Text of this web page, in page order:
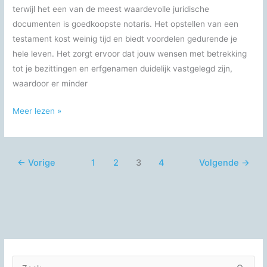
terwijl het een van de meest waardevolle juridische
documenten is goedkoopste notaris. Het opstellen van een
testament kost weinig tijd en biedt voordelen gedurende je
hele leven. Het zorgt ervoor dat jouw wensen met betrekking
tot je bezittingen en erfgenamen duidelijk vastgelegd zijn,
waardoor er minder
De
notaris
Meer lezen »
← Vorige 1 2 3 4 Volgende →